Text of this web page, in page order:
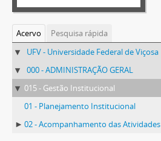
Acervo
Pesquisa rápida
UFV - Universidade Federal de Viçosa
000 - ADMINISTRAÇÃO GERAL
015 - Gestão Institucional
01 - Planejamento Institucional
02 - Acompanhamento das Atividades